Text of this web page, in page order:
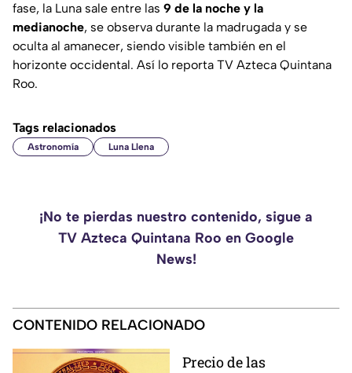
fase, la Luna sale entre las 9 de la noche y la
medianoche, se observa durante la madrugada y se
oculta al amanecer, siendo visible también en el
horizonte occidental. Así lo reporta TV Azteca Quintana
Roo.
Tags relacionados
Astronomía Luna Llena
¡No te pierdas nuestro contenido, sigue a
TV Azteca Quintana Roo en Google
News!
CONTENIDO RELACIONADO
Precio de las